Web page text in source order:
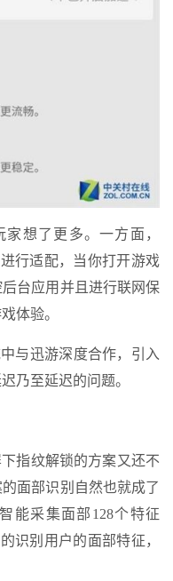
家想了更多。一方面，
行适配，当你打开游戏
台应用并且进行联网保
体验。
与迅游深度合作，引入
乃至延迟的问题。
指纹解锁的方案又还不
面部识别自然也就成了
能采集面部128个特征
识别用户的面部特征，